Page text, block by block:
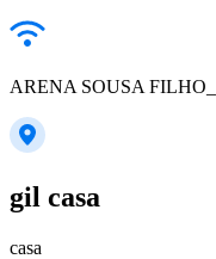
ARENA SOUSA
gil casa
casa